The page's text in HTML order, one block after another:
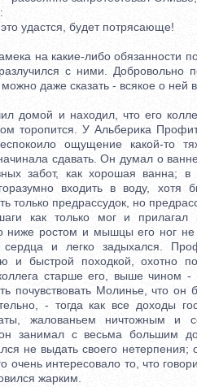
удастся, будет потрясающе!
на какие-либо обязанности
с ними. Добровольно
даже сказать - всякое о ней
домой и находил, что его
торопится. У Альберика
ощущение какой-то
сдавать. Он думал о
забот, как хорошая ванна;
входить в воду,
только предрассудок, но
как только мог и прилагал
ниже ростом и мышцы его ног не
и легко задыхался.
и быстрой походкой, охотно
старше его, выше чином -
почувствовать Молинье, что он
- тогда как все доходы
жалованьем ничтожным и
занимал с весьма большим
не выдать своего
очень интересовало то, что
жарким.